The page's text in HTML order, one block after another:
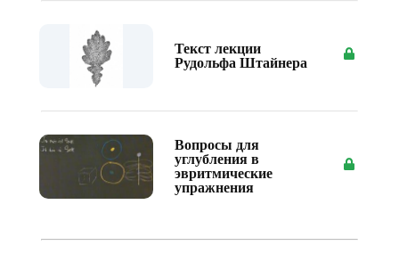
Текст лекции
Рудольфа Штайнера
Вопросы для
углубления в
эвритмические
упражнения